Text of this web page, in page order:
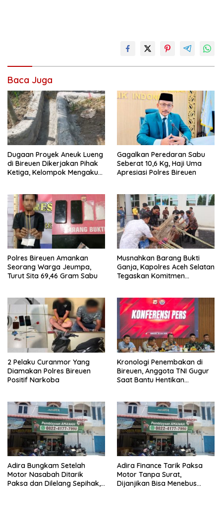
Baca Juga
Dugaan Proyek Aneuk Lueng
di Bireuen Dikerjakan Pihak
Ketiga, Kelompok Mengaku
Gagalkan Peredaran Sabu
Seberat 10,6 Kg, Haji Uma
Apresiasi Polres Bireuen
Polres Bireuen Amankan
Seorang Warga Jeumpa,
Turut Sita 69,46 Gram Sabu
Musnahkan Barang Bukti
Ganja, Kapolres Aceh Selatan
Tegaskan Komitmen
2 Pelaku Curanmor Yang
Diamakan Polres Bireuen
Positif Narkoba
Kronologi Penembakan di
Bireuen, Anggota TNI Gugur
Saat Bantu Hentikan
Adira Bungkam Setelah
Motor Nasabah Ditarik
Paksa dan Dilelang Sepihak,
Adira Finance Tarik Paksa
Motor Tanpa Surat,
Dijanjikan Bisa Menebus